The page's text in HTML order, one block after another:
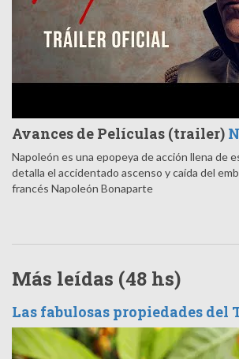
Avances de Películas (trailer)
Napoleón es una epopeya de acción llena de
detalla el accidentado ascenso y caída del
francés Napoleón Bonaparte
Más leídas (48 hs)
Las fabulosas propiedades del